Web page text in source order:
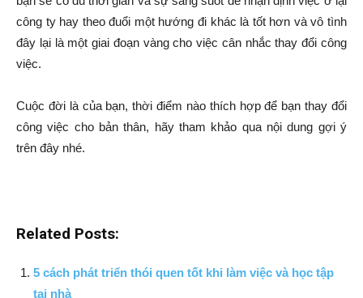
công ty hay theo đuổi một hướng đi khác là tốt hơn và vô tình
đây lại là một giai đoạn vàng cho việc cân nhắc thay đổi công
việc.
Cuộc đời là của bạn, thời điểm nào thích hợp để bạn thay đổi
công việc cho bản thân, hãy tham khảo qua nội dung gợi ý
trên đây nhé.
Related Posts:
5 cách phát triển thói quen tốt khi làm việc và học tập
tại nhà